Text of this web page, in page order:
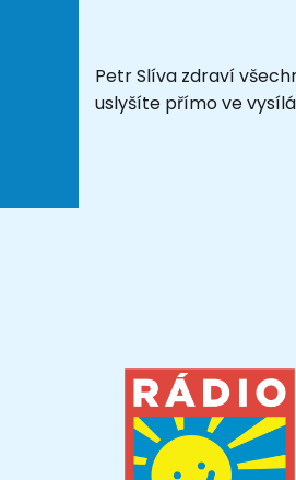
Petr Slíva zdraví
uslyšíte přímo ve